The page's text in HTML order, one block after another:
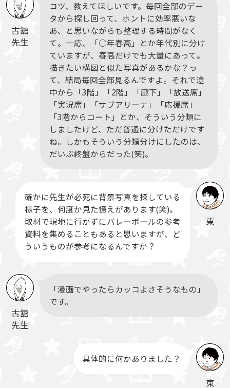
古舘
先生
コツ、教えてほしいです。毎回全部のデー
タから探し回って、ホントに効率悪いな
あ、と思いながらも整理する時間がなく
て。一応、「○年春高」とか年代別に分け
ていますが、春高だけでも大量にあって。
描きたい構図と似た写真があるかな？っ
て、結局毎回全部見るんですよ。それで途
中から「3階」「2階」「廊下」「放送席」
「実況席」「サブアリーナ」「応援席」
「3階からコート」とか、そういう分類に
しましたけど、ただ普通に分けただけです
ね。しかもそういう分類分けにしたのは、
だいぶ終盤からだった(笑)。
東
確かに先生が必死に背景写真を探している
様子を、何度か見た憶えがあります(笑)。
取材で現地に行かずにバレーボールの参考
資料を集めることもあると思いますが、ど
ういうものが参考になるんですか？
古舘
先生
「漫画でやったらカッコよさそうなもの」
です。
東
具体的に何かありました？